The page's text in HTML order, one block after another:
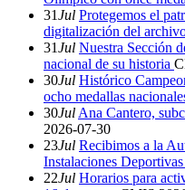
31Jul Protegemos el
digitalización del
31Jul Nuestra Sección
nacional de su historia
30Jul Histórico
ocho medallas
30Jul Ana Cantero,
2026-07-30
23Jul Recibimos a la
Instalaciones Deportivas
22Jul Horarios para